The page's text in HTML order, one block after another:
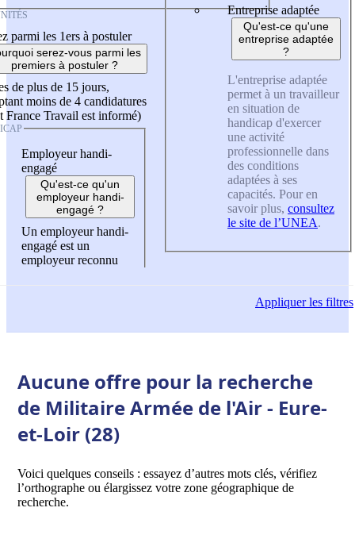
parmi les 1ers à postuler
serez-vous parmi les
premiers à postuler ?
de plus de 15 jours,
moins de 4 candidatures
France Travail est informé)
Employeur handi-
engagé
Qu'est-ce qu'un
employeur handi-
engagé ?
Un employeur handi-
engagé est un
employeur reconnu
Entreprise adaptée
Qu'est-ce qu'une
entreprise adaptée
?
L'entreprise adaptée
permet à un travailleur
en situation de
handicap d'exercer
une activité
professionnelle dans
des conditions
adaptées à ses
capacités. Pour en
savoir plus, consultez
le site de l’UNEA.
Appliquerles filtres
Aucune offre pour la recherche
de Militaire Armée de l'Air - Eure-
et-Loir (28)
Voici quelques conseils : essayez d’autres mots clés, vérifiez
l’orthographe ou élargissez votre zone géographique de
recherche.